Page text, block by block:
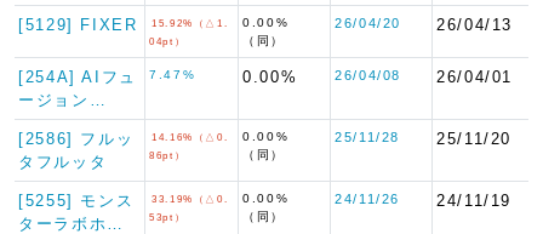
[5129] FIXER
15.92%（△1.
04pt）
0.00%
（同）
26/04/20 26/04/13
[254A] AIフュ
ージョン…
7.47% 0.00% 26/04/08 26/04/01
[2586] フルッ
タフルッタ
14.16%（△0.
86pt）
0.00%
（同）
25/11/28 25/11/20
[5255] モンス
ターラボホ…
33.19%（△0.
53pt）
0.00%
（同）
24/11/26 24/11/19